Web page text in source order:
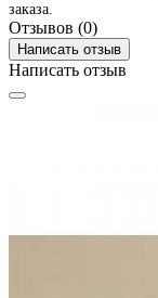
заказа.
Отзывов (0)
Написать отзыв
Написать отзыв